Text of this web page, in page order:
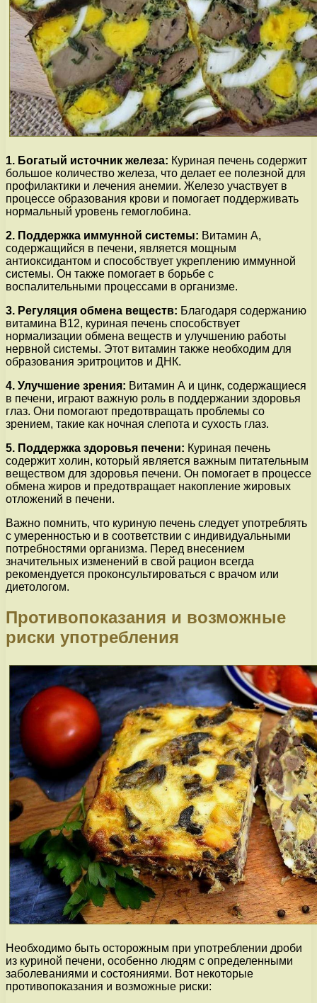
1. Богатый источник железа: Куриная печень содержит
большое количество железа, что делает ее полезной для
профилактики и лечения анемии. Железо участвует в
процессе образования крови и помогает поддерживать
нормальный уровень гемоглобина.
2. Поддержка иммунной системы: Витамин А,
содержащийся в печени, является мощным
антиоксидантом и способствует укреплению иммунной
системы. Он также помогает в борьбе с
воспалительными процессами в организме.
3. Регуляция обмена веществ: Благодаря содержанию
витамина В12, куриная печень способствует
нормализации обмена веществ и улучшению работы
нервной системы. Этот витамин также необходим для
образования эритроцитов и ДНК.
4. Улучшение зрения: Витамин А и цинк, содержащиеся
в печени, играют важную роль в поддержании здоровья
глаз. Они помогают предотвращать проблемы со
зрением, такие как ночная слепота и сухость глаз.
5. Поддержка здоровья печени: Куриная печень
содержит холин, который является важным питательным
веществом для здоровья печени. Он помогает в процессе
обмена жиров и предотвращает накопление жировых
отложений в печени.
Важно помнить, что куриную печень следует употреблять
с умеренностью и в соответствии с индивидуальными
потребностями организма. Перед внесением
значительных изменений в свой рацион всегда
рекомендуется проконсультироваться с врачом или
диетологом.
Противопоказания и возможные
риски употребления
Необходимо быть осторожным при употреблении дроби
из куриной печени, особенно людям с определенными
заболеваниями и состояниями. Вот некоторые
противопоказания и возможные риски: